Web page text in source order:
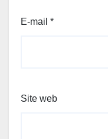
E-mail *
Site web